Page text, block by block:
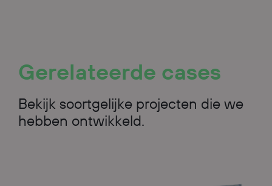
Gerelateerde cases
Bekijk soortgelijke projecten die we
hebben ontwikkeld.